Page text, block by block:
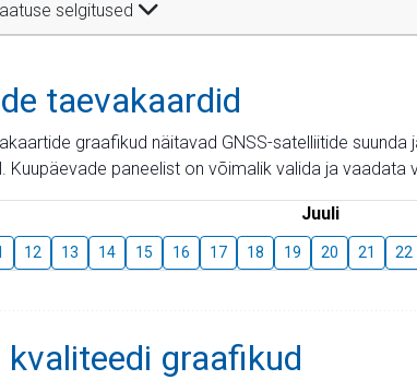
selgitused
taevakaardid
graafikud näitavad GNSS-satelliitide
Kuupäevade paneelist on võimalik valida ja vaadata
Juuli
12 13 14 15 16 17 18 19 20 21 22
kvaliteedi graafikud